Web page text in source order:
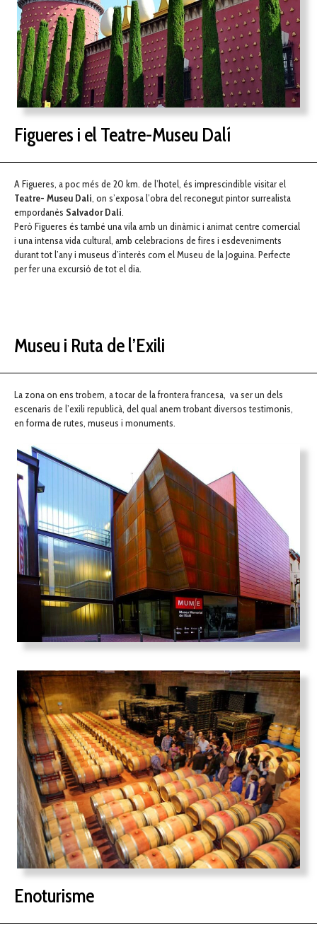
Figueres i el Teatre-Museu Dalí
A Figueres, a poc més de 20 km. de l’hotel, és imprescindible visitar el
Teatre- Museu Dalí, on s’exposa l’obra del reconegut pintor surrealista
empordanès Salvador Dalí.
Però Figueres és també una vila amb un dinàmic i animat centre comercial
i una intensa vida cultural, amb celebracions de fires i esdeveniments
durant tot l’any i museus d’interès com el Museu de la Joguina. Perfecte
per fer una excursió de tot el dia.
Museu i Ruta de l’Exili
La zona on ens trobem, a tocar de la frontera francesa, va ser un dels
escenaris de l’exili republicà, del qual anem trobant diversos testimonis,
en forma de rutes, museus i monuments.
Enoturisme